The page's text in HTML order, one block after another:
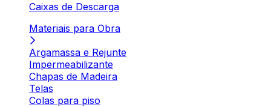
Caixas de Descarga
Materiais para Obra
Argamassa e Rejunte
Impermeabilizante
Chapas de Madeira
Telas
Colas para piso